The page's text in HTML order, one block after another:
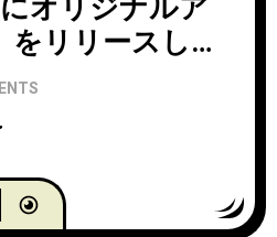
オリジナルア
リリースした
Great
ャパンツアー
定！ファイナ
作のデビュー
イブも！